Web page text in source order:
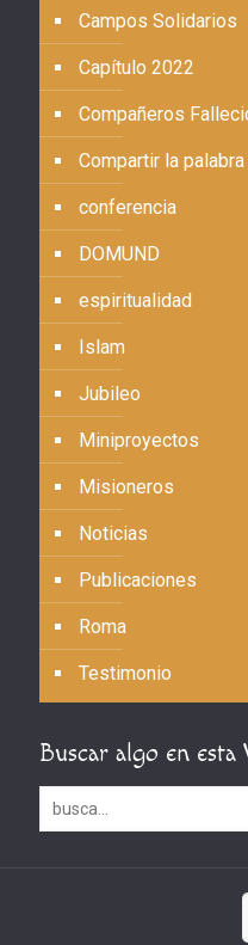
Campos Solidarios
Capítulo 2022
Compañeros
Compartir la palabra
conferencia
DOMUND
espiritualidad
Islam
Jubileo
Miniproyectos
Misioneros
Noticias
Publicaciones
Roma
Testimonio
Buscar algo en esta